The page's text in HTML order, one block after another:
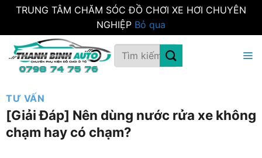
TRUNG TÂM CHĂM SÓC ĐỒ CHƠI XE HƠI CHUYÊN
NGHIỆP Bỏ qua
qua
Tìm
kiếm:
TƯ VẤN
[Giải Đáp] Nên dùng nước rửa xe không
chạm hay có chạm?